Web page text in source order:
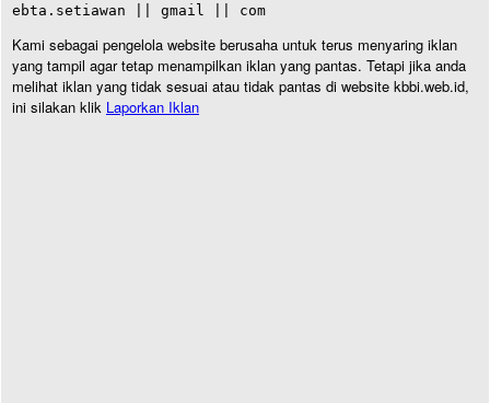
ebta.setiawan || gmail || com
Kami sebagai pengelola website berusaha untuk terus menyaring iklan
yang tampil agar tetap menampilkan iklan yang pantas. Tetapi jika anda
melihat iklan yang tidak sesuai atau tidak pantas di website kbbi.web.id,
ini silakan klik Laporkan Iklan